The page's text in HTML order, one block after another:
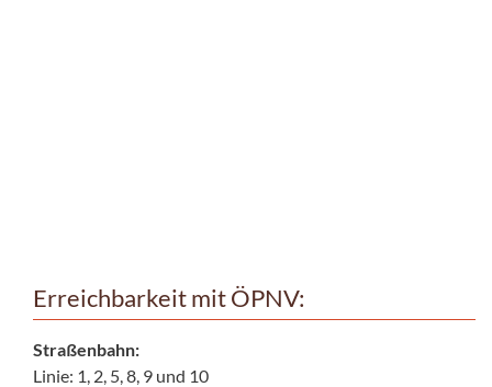
Erreichbarkeit mit ÖPNV:
Straßenbahn:
Linie: 1, 2, 5, 8, 9 und 10